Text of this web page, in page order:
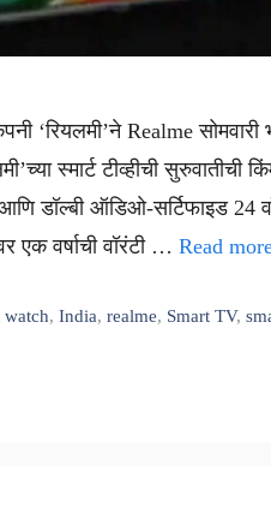
‘रियलमी’ने Realme सोमवारी
स्मार्ट टीव्हीची
डॉल्बी ऑडिओ-सर्टिफाइड 24
एक वर्षाची वॉरंटी … Read
watch,India,realme, Smart TV,